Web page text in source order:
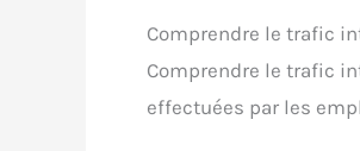
Comprendre le trafic
Comprendre le trafic
effectuées par les